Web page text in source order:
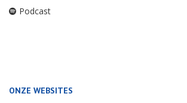
Podcast
ONZE WEBSITES